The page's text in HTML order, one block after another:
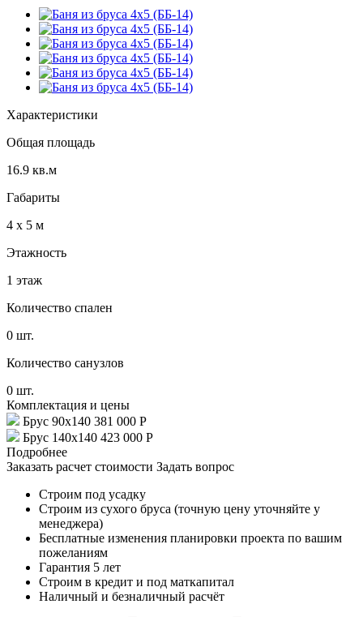
Характеристики
Общая площадь
16.9 кв.м
Габариты
4 х 5​ м
Этажность
1 этаж
Количество спален
0 шт.
Количество санузлов
0 шт.
Комплектация и цены
Брус 90х140 381 000 Р
Брус 140х140 423 000 Р
Подробнее
Заказать расчет стоимости Задать вопрос
Строим под усадку
Строим из сухого бруса (точную цену уточняйте у
менеджера)
Бесплатные изменения планировки проекта по вашим
пожеланиям
Гарантия 5 лет
Строим в кредит и под маткапитал
Наличный и безналичный расчёт